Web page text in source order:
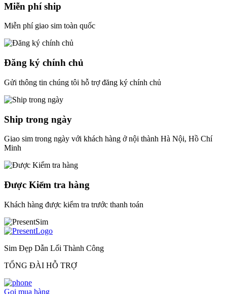
Miễn phí ship
Miễn phí giao sim toàn quốc
Đăng ký chính chủ
Gửi thông tin chúng tôi hỗ trợ đăng ký chính chủ
Ship trong ngày
Giao sim trong ngày với khách hàng ở nội thành Hà Nội, Hồ Chí
Minh
Được Kiểm tra hàng
Khách hàng được kiểm tra trước thanh toán
Sim Đẹp Dẫn Lối Thành Công
TỔNG ĐÀI HỖ TRỢ
Gọi mua hàng